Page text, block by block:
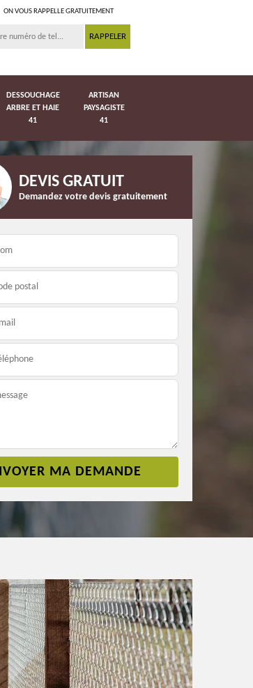
ON VOUS RAPPELLE GRATUITEMENT
DESSOUCHAGE
ARBRE ET HAIE
41
ARTISAN
PAYSAGISTE
41
Pose de grillage 41
Pose de pelouse en
rouleau 41
DEVIS GRATUIT
Demandez votre devis gratuitement